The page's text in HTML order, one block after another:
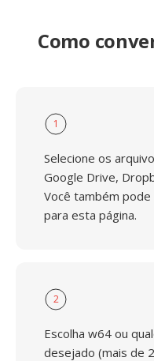
Como
1
Selecione os
Google Drive,
Você também
para esta página.
2
Escolha w64 ou
desejado (mais de